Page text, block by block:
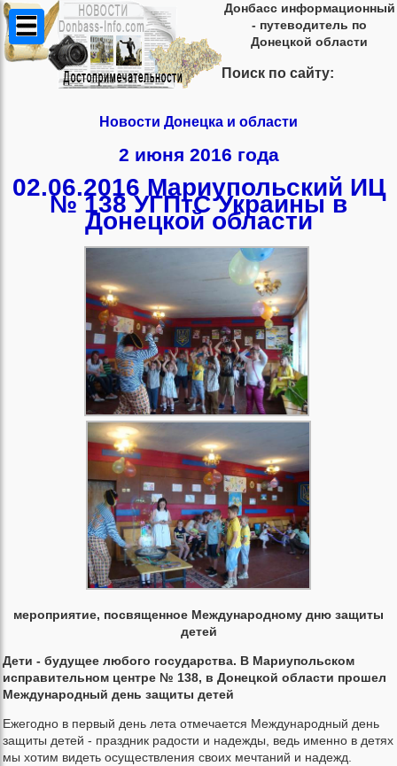
Донбасс информационный
- путеводитель по
Донецкой области
Поиск по сайту:
Новости Донецка и области
2 июня 2016 года
02.06.2016 Мариупольский ИЦ
№ 138 УГПтС Украины в
Донецкой области
мероприятие, посвященное Международному дню защиты
детей
Дети - будущее любого государства. В Мариупольском
исправительном центре № 138, в Донецкой области прошел
Международный день защиты детей
Ежегодно в первый день лета отмечается Международный день
защиты детей - праздник радости и надежды, ведь именно в детях
мы хотим видеть осуществления своих мечтаний и надежд.